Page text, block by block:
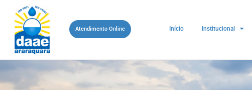
Atendimento Online Início Institucional